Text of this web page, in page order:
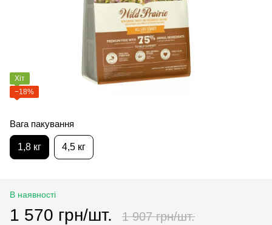
Хіт
−18%
Вага пакування
1,8 кг 4,5 кг
В наявності
1 570 грн/шт. 1 907 грн/шт.